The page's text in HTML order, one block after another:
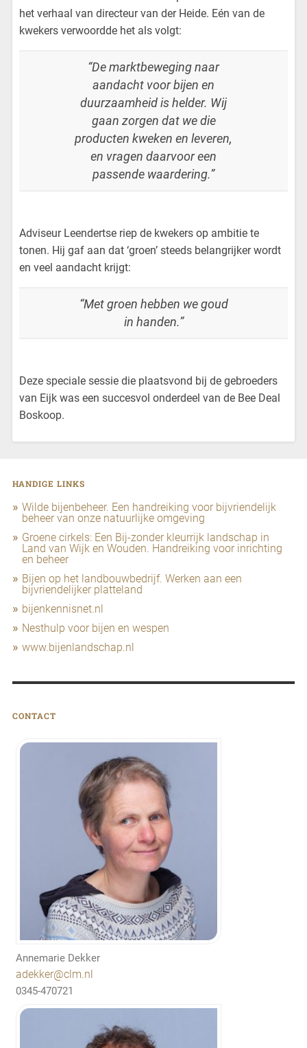
het verhaal van directeur van der Heide. Eén van de
kwekers verwoordde het als volgt:
“De marktbeweging naar
aandacht voor bijen en
duurzaamheid is helder. Wij
gaan zorgen dat we die
producten kweken en leveren,
en vragen daarvoor een
passende waardering.”
Adviseur Leendertse riep de kwekers op ambitie te
tonen. Hij gaf aan dat ‘groen’ steeds belangrijker wordt
en veel aandacht krijgt:
“Met groen hebben we goud
in handen.”
Deze speciale sessie die plaatsvond bij de gebroeders
van Eijk was een succesvol onderdeel van de Bee Deal
Boskoop.
HANDIGE LINKS
Wilde bijenbeheer. Een handreiking voor bijvriendelijk
beheer van onze natuurlijke omgeving
Groene cirkels: Een Bij-zonder kleurrijk landschap in
Land van Wijk en Wouden. Handreiking voor inrichting
en beheer
Bijen op het landbouwbedrijf. Werken aan een
bijvriendelijker platteland
bijenkennisnet.nl
Nesthulp voor bijen en wespen
www.bijenlandschap.nl
CONTACT
Annemarie Dekker
adekker@clm.nl
0345-470721